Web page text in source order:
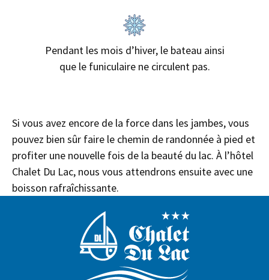
Pendant les mois d’hiver, le bateau ainsi
que le funiculaire ne circulent pas.
Si vous avez encore de la force dans les jambes, vous
pouvez bien sûr faire le chemin de randonnée à pied et
profiter une nouvelle fois de la beauté du lac. À l’hôtel
Chalet Du Lac, nous vous attendrons ensuite avec une
boisson rafraîchissante.